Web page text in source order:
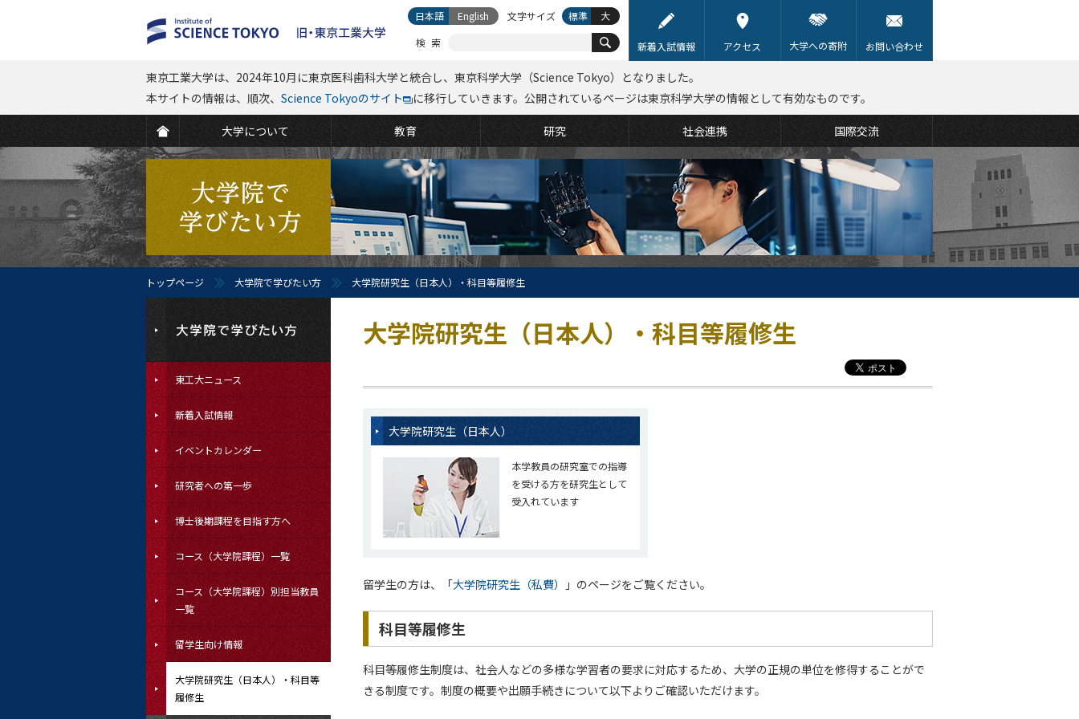
新着入試情報 アクセス 大学への寄附 お問い合わせ
大学について 教育 研究 社会連携 国際交流
東京工業大学は、2024年10月に東京医科歯科大学と統合し、東京科学大学（Science Tokyo）となりました。
本サイトの情報は、順次、 Science Tokyoのサイト に移行していきます。公開されているページは東京科学大学の情報として有効なものです。
検索
日本語 English 文字サイズ 標準 大
トップページ 大学院で学びたい方 大学院研究生（日本人）・科目等履修生
大学院研究生（日本人）・科目等履修生
大学院研究生（日本人）
本学教員の研究室での指導
を受ける方を研究生として
受入れています
留学生の方は、「大学院研究生（私費） 」のページをご覧ください。
科目等履修生
科目等履修生制度は、社会人などの多様な学習者の要求に対応するため、大学の正規の単位を修得することがで
きる制度です。制度の概要や出願手続きについて以下よりご確認いただけます。
東工大ニュース
新着入試情報
イベントカレンダー
研究者への第一歩
博士後期課程を目指す方へ
コース（大学院課程）一覧
コース（大学院課程）別担当教員
一覧
留学生向け情報
大学院研究生（日本人）・科目等
履修生